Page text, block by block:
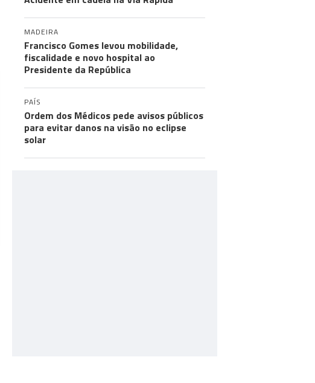
MADEIRA
Francisco Gomes levou mobilidade,
fiscalidade e novo hospital ao
Presidente da República
PAÍS
Ordem dos Médicos pede avisos públicos
para evitar danos na visão no eclipse
solar